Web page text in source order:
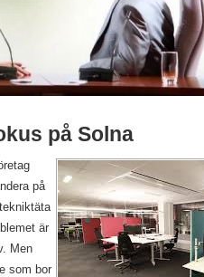
på Solna
på
är
Men
som bor